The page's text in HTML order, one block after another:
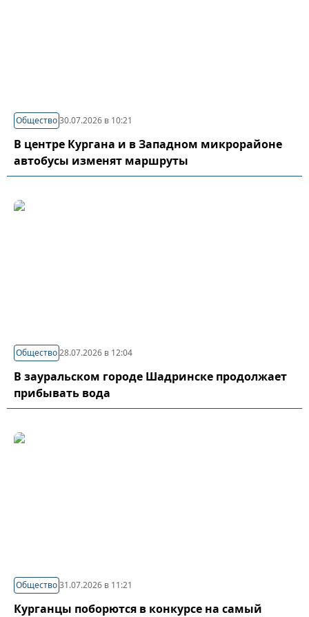
Общество30.07.2026 в 10:21
В центре Кургана и в Западном микрорайоне
автобусы изменят маршруты
Общество28.07.2026 в 12:04
В зауральском городе Шадринске продолжает
прибывать вода
Общество31.07.2026 в 11:21
Курганцы поборются в конкурсе на самый